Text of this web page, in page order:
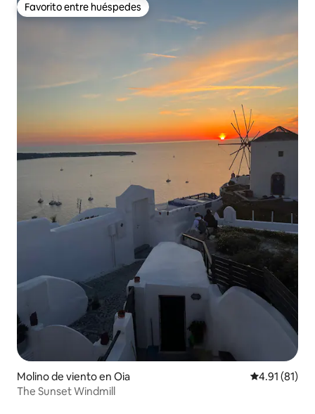
Favorito entre huéspedes
Favorito entre huéspedes
Molino de viento en Oia Calificación
4.91 (81)
The Sunset Windmill